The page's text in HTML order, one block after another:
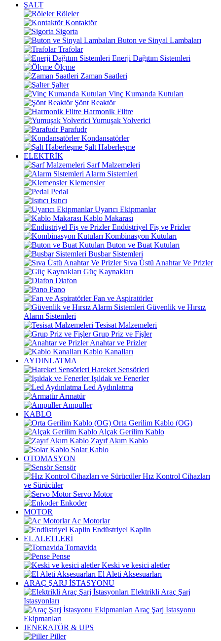
ŞALT
Röleler
Kontaktör
Sigorta
Buton ve Sinyal Lambaları
Trafolar
Enerji Dağıtım Sistemleri
Ölçme
Zaman Saatleri
Şalter
Vinç Kumanda Kutuları
Şönt Reaktör
Harmonik Filtre
Yumuşak Yolverici
Parafudr
Kondansatörler
Şalt Haberleşme
ELEKTRİK
Sarf Malzemeleri
Alarm Sistemleri
Klemensler
Pedal
Isıtıcı
Uyarıcı Ekipmanlar
Kablo Makarası
Endüstriyel Fiş ve Prizler
Kombinasyon Kutuları
Buton ve Buat Kutuları
Busbar Sistemleri
Sıva Üstü Anahtar Ve Prizler
Güç Kaynakları
Diafon
Pano
Fan ve Aspiratörler
Güvenlik ve Hırsız
Alarm Sistemleri
Tesisat Malzemeleri
Grup Priz ve Fişler
Anahtar ve Prizler
Kablo Kanalları
AYDINLATMA
Hareket Sensörleri
Işıldak ve Fenerler
Led Aydınlatma
Armatür
Ampuller
KABLO
Orta Gerilim Kablo (OG)
Alçak Gerilim Kablo
Zayıf Akım Kablo
Solar Kablo
OTOMASYON
Sensör
Hız Kontrol Cihazları
ve Sürücüler
Servo Motor
Enkoder
MOTOR
Ac Motorlar
Endüstriyel Kaplin
EL ALETLERİ
Tornavida
Pense
Keski ve kesici aletler
El Aleti Aksesuarları
ARAÇ ŞARJ İSTASYONU
Elektrikli Araç Şarj
İstasyonları
Araç Şarj İstasyonu
Ekipmanları
JENERATÖR & UPS
Piller